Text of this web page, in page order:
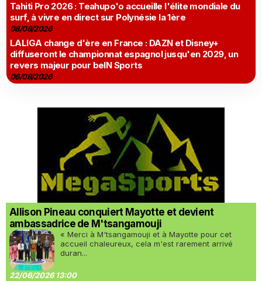
Tahiti Pro 2026 : Teahupo'o accueille l'élite mondiale du
surf, à vivre en direct sur Polynésie la 1ère
08/08/2026
LALIGA change d'ère en France : DAZN et Disney+
diffuseront le championnat espagnol jusqu'en 2029, un
revers majeur pour beIN Sports
06/08/2026
Allison Pineau conquiert Mayotte et devient
ambassadrice de M'tsangamouji
« Merci à M'tsangamouji et à Mayotte pour cet
accueil chaleureux, cela m'est rarement arrivé
duran...
22/06/2026 13:00